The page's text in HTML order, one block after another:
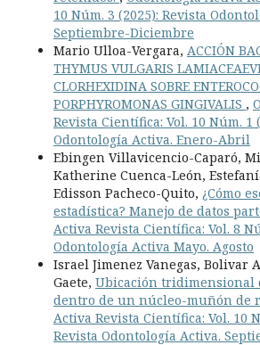
10 Núm. 3 (2025): Revista
Septiembre-Diciembre
Mario Ulloa-Vergara, ACCIÓN
THYMUS VULGARIS
CLORHEXIDINA SOBRE
PORPHYROMONAS GINGIVALIS ,
Revista Científica: Vol. 10 Núm. 1
Odontología Activa. Enero-Abril
Ebingen Villavicencio-Caparó,
Katherine Cuenca-León,
Edisson Pacheco-Quito, ¿Cómo
estadística? Manejo de datos
Activa Revista Científica: Vol. 8
Odontología Activa Mayo. Agosto
Israel Jimenez Vanegas, Bolivar
Gaete, Ubicación tridimensional
dentro de un núcleo-muñón de
Activa Revista Científica: Vol. 10
Revista Odontología Activa.